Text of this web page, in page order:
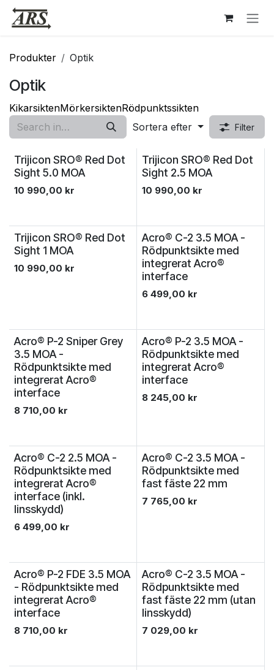
Hoppa till innehåll
Produkter Optik
Optik
KikarsiktenMörkersiktenRödpunktssikten
Sortera efter
Filter
Trijicon SRO® Red Dot
Sight 5.0 MOA
10 990,00 kr
Trijicon SRO® Red Dot
Sight 2.5 MOA
10 990,00 kr
Trijicon SRO® Red Dot
Sight 1 MOA
10 990,00 kr
Acro® C-2 3.5 MOA -
Rödpunktsikte med
integrerat Acro®
interface
6 499,00 kr
Acro® P-2 Sniper Grey
3.5 MOA -
Rödpunktsikte med
integrerat Acro®
interface
8 710,00 kr
Acro® P-2 3.5 MOA -
Rödpunktsikte med
integrerat Acro®
interface
8 245,00 kr
Acro® C-2 2.5 MOA -
Rödpunktsikte med
integrerat Acro®
interface (inkl.
linsskydd)
6 499,00 kr
Acro® C-2 3.5 MOA -
Rödpunktsikte med
fast fäste 22 mm
7 765,00 kr
Acro® P-2 FDE 3.5 MOA
- Rödpunktsikte med
integrerat Acro®
interface
8 710,00 kr
Acro® C-2 3.5 MOA -
Rödpunktsikte med
fast fäste 22 mm (utan
linsskydd)
7 029,00 kr